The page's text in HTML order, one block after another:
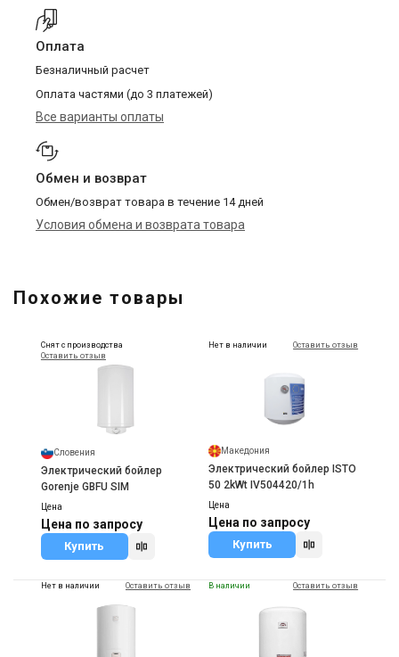
Оплата
Безналичный расчет
Оплата частями (до 3 платежей)
Все варианты оплаты
Обмен и возврат
Обмен/возврат товара в течение 14 дней
Условия обмена и возврата товара
Похожие товары
Снят с производства
Оставить отзыв
Словения
Электрический бойлер
Gorenje GBFU SIM
Цена
Цена по запросу
Купить
Нет в наличии Оставить отзыв
Македония
Электрический бойлер ISTO
50 2kWt IV504420/1h
Цена
Цена по запросу
Купить
Нет в наличии Оставить отзыв В наличии Оставить отзыв